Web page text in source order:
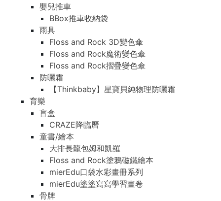
嬰兒推車
BBox推車收納袋
雨具
Floss and Rock 3D變色傘
Floss and Rock魔術變色傘
Floss and Rock摺疊變色傘
防曬霜
【Thinkbaby】星寶貝純物理防曬霜
育樂
盲盒
CRAZE降臨曆
童書/繪本
大排長龍包姆和凱羅
Floss and Rock塗鴉磁鐵繪本
mierEdu口袋水彩畫冊系列
mierEdu塗塗寫寫學習畫卷
骨牌